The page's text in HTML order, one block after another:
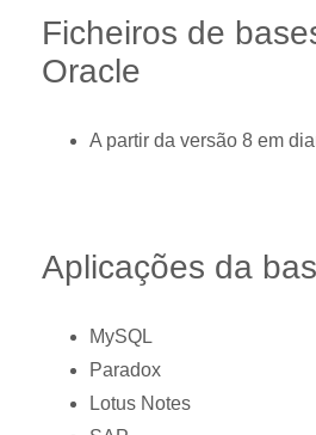
Ficheiros de
Oracle
A partir da versão 8 em
Aplicações da
MySQL
Paradox
Lotus Notes